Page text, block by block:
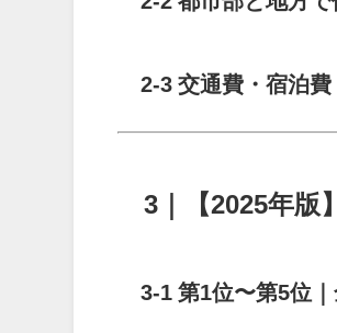
2-3 交通費・宿泊
3｜【2025年版
3-1 第1位〜第5位